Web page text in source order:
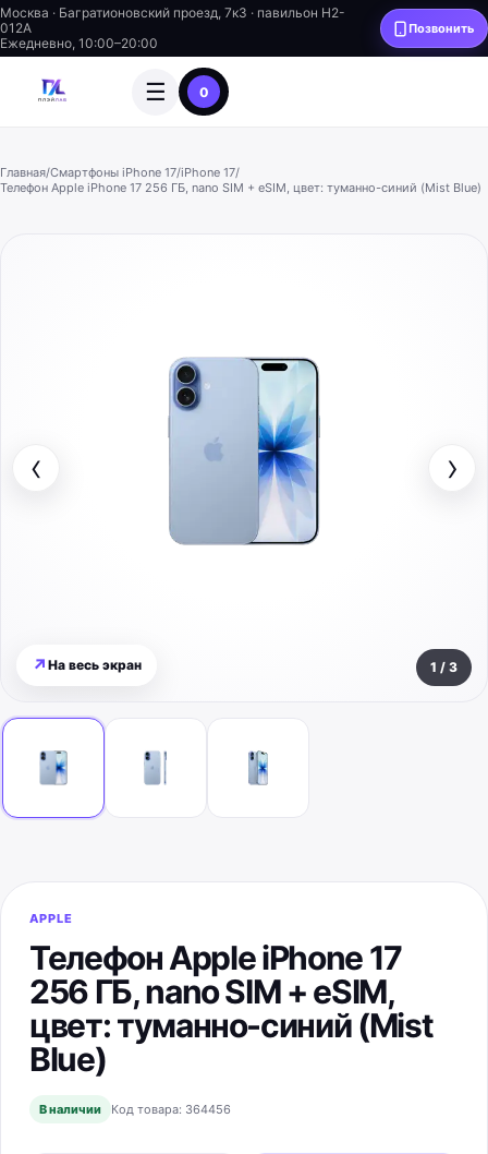
Москва · Багратионовский проезд, 7к3 · павильон H2-
012A
Ежедневно, 10:00–20:00
Позвонить
☰ 0
Главная/Смартфоны iPhone 17/iPhone 17/
Телефон Apple iPhone 17 256 ГБ, nano SIM + eSIM, цвет: туманно-синий (Mist Blue)
↗ На весь экран
‹ ›
1 / 3
APPLE
Телефон Apple iPhone 17
256 ГБ, nano SIM + eSIM,
цвет: туманно-синий (Mist
Blue)
В наличии Код товара: 364456